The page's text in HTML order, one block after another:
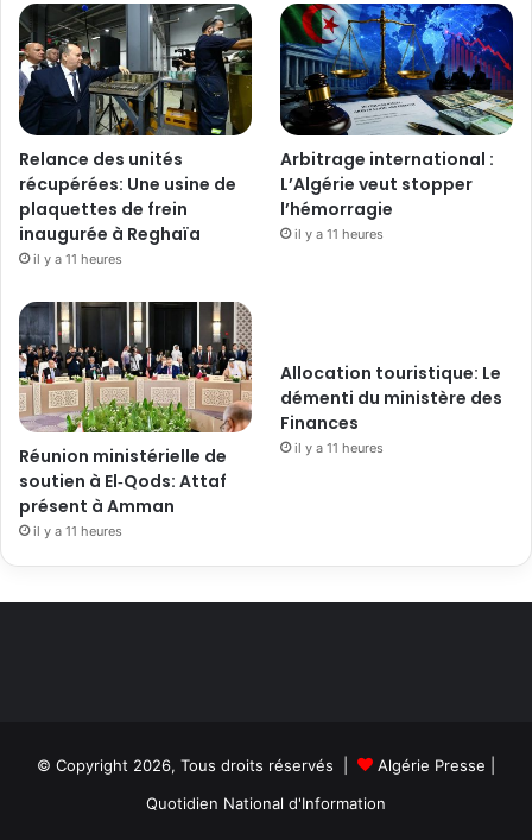
Relance des unités
récupérées: Une usine de
plaquettes de frein
inaugurée à Reghaïa
il y a 11 heures
Arbitrage international :
L’Algérie veut stopper
l’hémorragie
il y a 11 heures
Réunion ministérielle de
soutien à El‑Qods: Attaf
présent à Amman
il y a 11 heures
Allocation touristique: Le
démenti du ministère des
Finances
il y a 11 heures
© Copyright 2026, Tous droits réservés | Algérie Presse
Quotidien National d'Information